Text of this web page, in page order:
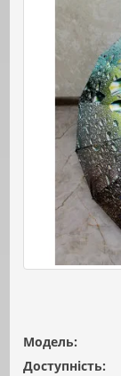
Модель:
Доступність: